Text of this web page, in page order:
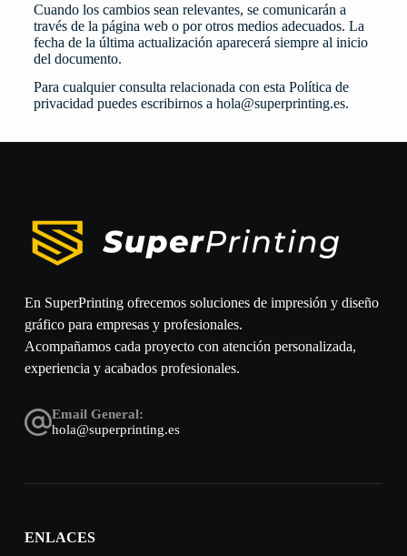
Cuando los cambios sean relevantes, se comunicarán a
través de la página web o por otros medios adecuados. La
fecha de la última actualización aparecerá siempre al inicio
del documento.
Para cualquier consulta relacionada con esta Política de
privacidad puedes escribirnos a hola@superprinting.es.
En SuperPrinting ofrecemos soluciones de impresión y diseño
gráfico para empresas y profesionales.
Acompañamos cada proyecto con atención personalizada,
experiencia y acabados profesionales.
Email General:
hola@superprinting.es
ENLACES